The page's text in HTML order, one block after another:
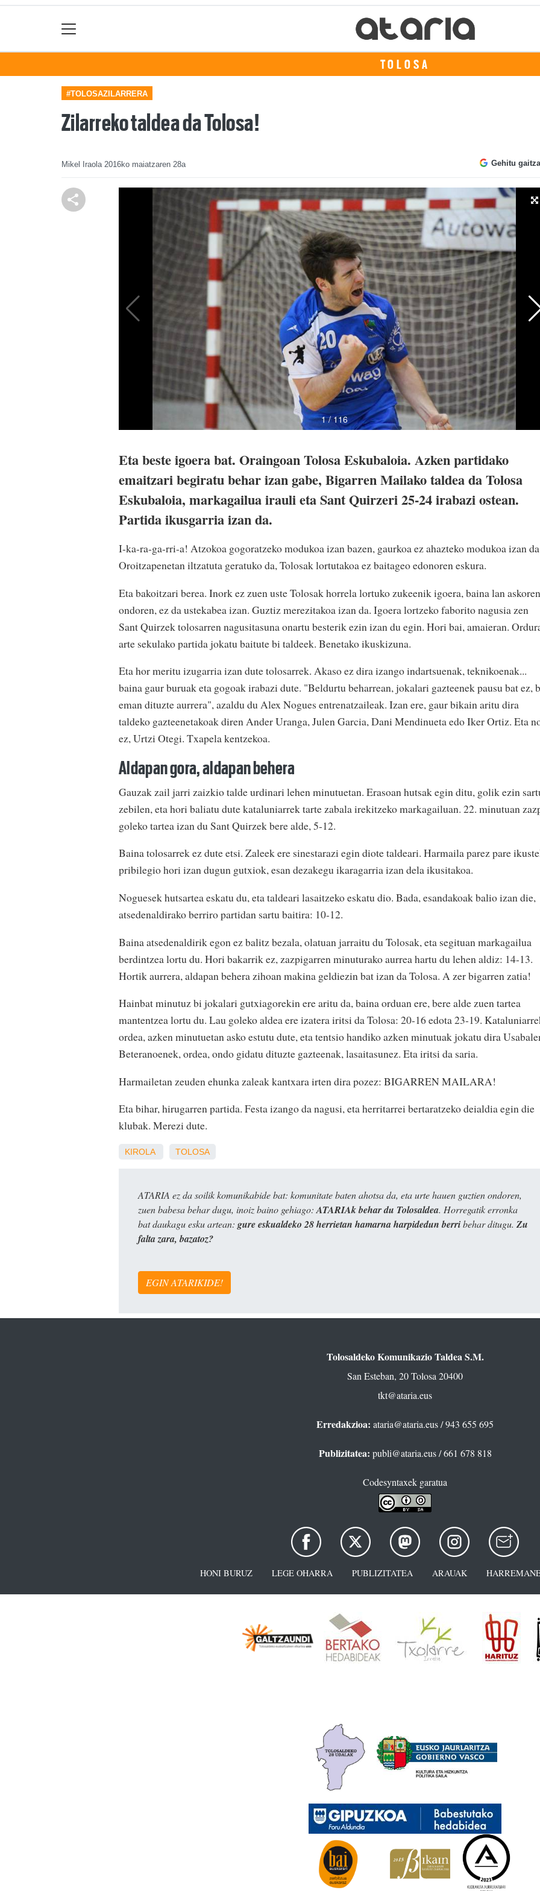
TOLOSA
#TOLOSAZILARRERA
Zilarreko taldea da Tolosa!
Mikel Iraola 2016ko maiatzaren 28a Gehitu
Eta beste igoera bat. Oraingoan Tolosa Eskubaloia. Azken partidako
emaitzari begiratu behar izan gabe, Bigarren Mailako taldea da Tolosa
Eskubaloia, markagailua irauli eta Sant Quirzeri 25-24 irabazi ostean.
Partida ikusgarria izan da.
I-ka-ra-ga-rri-a! Atzokoa gogoratzeko modukoa izan bazen, gaurkoa ez ahazteko modukoa izan
Oroitzapenetan iltzatuta geratuko da, Tolosak lortutakoa ez baitageo edonoren eskura.
Eta bakoitzari berea. Inork ez zuen uste Tolosak horrela lortuko zukeenik igoera, baina lan askoren
ondoren, ez da ustekabea izan. Guztiz merezitakoa izan da. Igoera lortzeko faborito nagusia zen
Sant Quirzek tolosarren nagusitasuna onartu besterik ezin izan du egin. Hori bai, amaieran.
arte sekulako partida jokatu baitute bi taldeek. Benetako ikuskizuna.
Eta hor meritu izugarria izan dute tolosarrek. Akaso ez dira izango indartsuenak, teknikoenak...
baina gaur buruak eta gogoak irabazi dute. "Beldurtu beharrean, jokalari gazteenek pausu bat ez,
eman dituzte aurrera", azaldu du Alex Nogues entrenatzaileak. Izan ere, gaur bikain aritu dira
taldeko gazteenetakoak diren Ander Uranga, Julen Garcia, Dani Mendinueta edo Iker Ortiz. Eta
ez, Urtzi Otegi. Txapela kentzekoa.
Aldapan gora, aldapan behera
Gauzak zail jarri zaizkio talde urdinari lehen minutuetan. Erasoan hutsak egin ditu, golik ezin
zebilen, eta hori baliatu dute kataluniarrek tarte zabala irekitzeko markagailuan. 22. minutuan
goleko tartea izan du Sant Quirzek bere alde, 5-12.
Baina tolosarrek ez dute etsi. Zaleek ere sinestarazi egin diote taldeari. Harmaila parez pare
pribilegio hori izan dugun gutxiok, esan dezakegu ikaragarria izan dela ikusitakoa.
Noguesek hutsartea eskatu du, eta taldeari lasaitzeko eskatu dio. Bada, esandakoak balio izan die,
atsedenaldirako berriro partidan sartu baitira: 10-12.
Baina atsedenaldirik egon ez balitz bezala, olatuan jarraitu du Tolosak, eta segituan markagailua
berdintzea lortu du. Hori bakarrik ez, zazpigarren minuturako aurrea hartu du lehen aldiz: 14-13.
Hortik aurrera, aldapan behera zihoan makina geldiezin bat izan da Tolosa. A zer bigarren zatia!
Hainbat minutuz bi jokalari gutxiagorekin ere aritu da, baina orduan ere, bere alde zuen tartea
mantentzea lortu du. Lau goleko aldea ere izatera iritsi da Tolosa: 20-16 edota 23-19.
ordea, azken minutuetan asko estutu dute, eta tentsio handiko azken minutuak jokatu dira
Beteranoenek, ordea, ondo gidatu dituzte gazteenak, lasaitasunez. Eta iritsi da saria.
Harmailetan zeuden ehunka zaleak kantxara irten dira pozez: BIGARREN MAILARA!
Eta bihar, hirugarren partida. Festa izango da nagusi, eta herritarrei bertaratzeko deialdia egin die
klubak. Merezi dute.
KIROLA TOLOSA
ATARIA ez da soilik komunikabide bat: komunitate baten ahotsa da, eta urte hauen guztien ondoren,
zuen babesa behar dugu, inoiz baino gehiago: ATARIAk behar du Tolosaldea. Horregatik erronka
bat daukagu esku artean: gure eskualdeko 28 herrietan hamarna harpidedun berribehar ditugu. Zu
falta zara, bazatoz?
EGIN ATARIKIDE!
Tolosaldeko Komunikazio Taldea S.M.
San Esteban, 20 Tolosa 20400
tkt@ataria.eus
Erredakzioa: ataria@ataria.eus/ 943 655 695
Publizitatea: publi@ataria.eus/ 661 678 818
Codesyntaxek garatua
HONI BURUZ LEGE OHARRA PUBLIZITATEA ARAUAK